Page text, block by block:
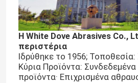
Η White Dove Abrasives Co.,
περιστέρια
Ιδρύθηκε το 1956;
Κύρια Προϊόντα:
προϊόντα· Επιχρισμένα